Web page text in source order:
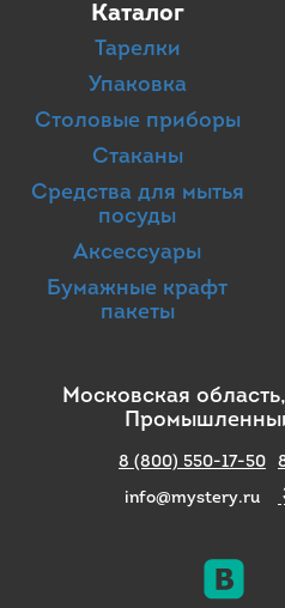
Каталог
Тарелки
Упаковка
Столовые приборы
Стаканы
Средства для мытья
посуды
Аксессуары
Бумажные крафт
пакеты
Московская
8 (800) 550-17-50
info@mystery.ru